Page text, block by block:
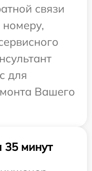
связи
для
Вашего
35 минут